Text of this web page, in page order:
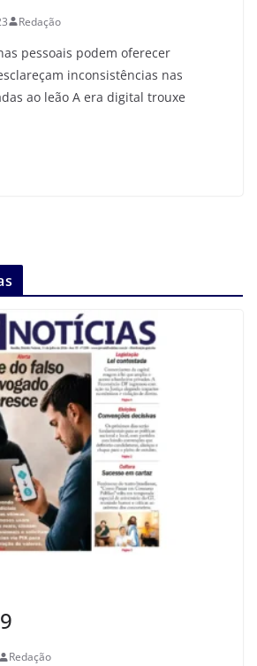
Redação
pessoais podem oferecer
inconsistências nas
ao leão A era digital trouxe
Redação